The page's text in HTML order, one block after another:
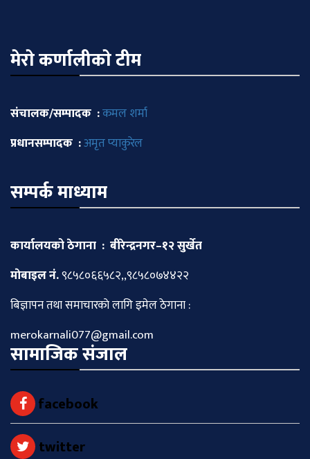
मेराे कर्णालीकाे टीम
संचालक/सम्पादक :कमल शर्मा
प्रधानसम्पादक :अमृत प्याकुरेल
सम्पर्क माध्याम
कार्यालयको ठेगाना : बीरेन्द्रनगर–१२ सुर्खेत
माेबाइल नं.९८५८०६६५८२,,९८५८०७४४२२
बिज्ञापन तथा समाचारकाे लागि इमेल ठेगाना :
merokarnali077@gmail.com
सामाजिक संजाल
facebook
twitter